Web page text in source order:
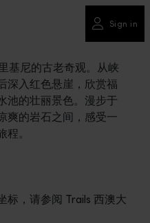
Sign in
基尼的古老奇观。从峡
深入红色悬崖，欣赏福
池的壮丽景色。漫步于
爽的岩石之间，感受一
。
标，请参阅 Trails 西澳大